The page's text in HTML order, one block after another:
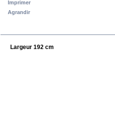
Imprimer
Agrandir
Largeur 192 cm